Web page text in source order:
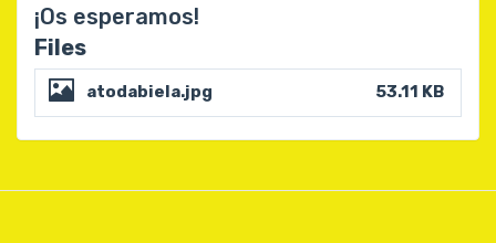
¡Os esperamos!
Files
atodabiela.jpg 53.11 KB